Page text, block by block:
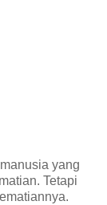
yang
Tetapi